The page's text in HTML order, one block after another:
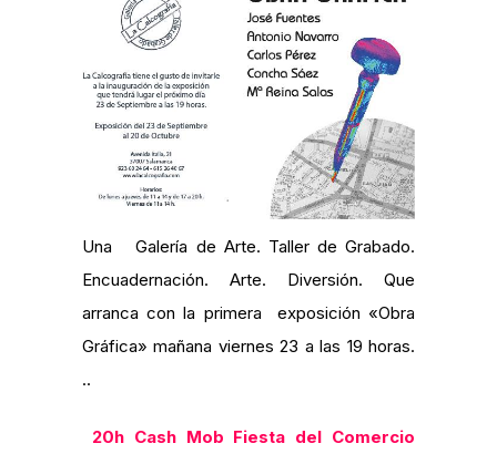
Una Galería de Arte. Taller de Grabado.
Encuadernación. Arte. Diversión. Que
arranca con la primera exposición «Obra
Gráfica» mañana viernes 23 a las 19 horas.
..
20h Cash Mob Fiesta del Comercio